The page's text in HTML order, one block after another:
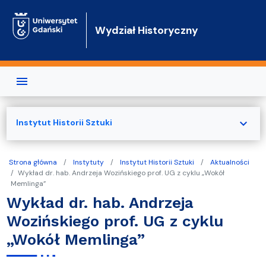
Wydział Historyczny
Strona główna Instytuty Instytut Historii Sztuki
Aktualności
Wykład dr. hab. Andrzeja Wozińskiego prof. UG z cyklu „Wokół
Memlinga”
Wykład dr. hab. Andrzeja
Wozińskiego prof. UG z cyklu
„Wokół Memlinga”
Instytut Historii Sztuki expand_more